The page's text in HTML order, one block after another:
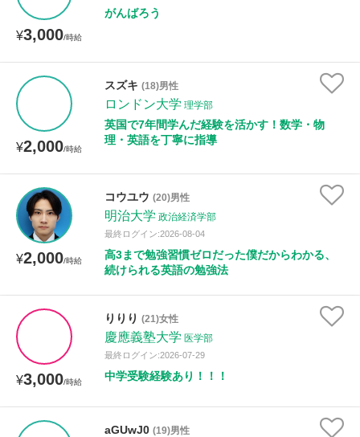
¥3,000/時給
がんばろう
¥2,000/時給
スズキ (18)男性
ロンドン大学 理学部
英国で7年間学んだ経験を活かす！数学・物
理・英語を丁寧に指導
¥2,000/時給
コウユウ (20)男性
明治大学 政治経済学部
最終ログイン:2026-08-04
高3まで勉強習慣ゼロだった僕だからわかる、
続けられる英語の勉強法
¥3,000/時給
りりり (21)女性
慶應義塾大学 医学部
最終ログイン:2026-07-29
中学受験経験あり！！！
aGUwJ0 (19)男性